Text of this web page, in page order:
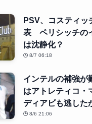
PSV、コスティッ
表 ペリシッチの
は沈静化？
8/7 06:18
インテルの補強
はアトレティコ
ディアビも逃した
8/6 21:06